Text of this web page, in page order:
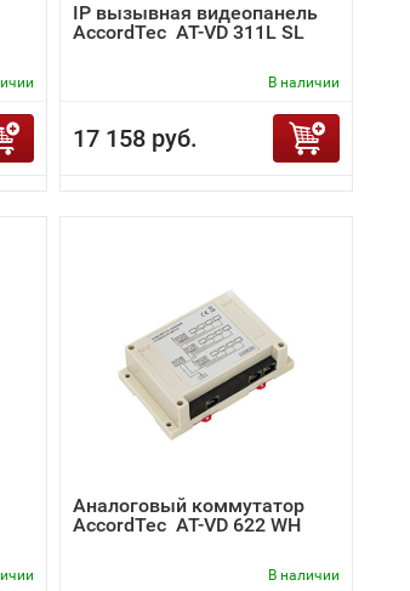
IP вызывная видеопанель
AccordTec AT-VD 311L SL
В наличии
17 158 руб.
Аналоговый коммутатор
AccordTec AT-VD 622 WH
В наличии